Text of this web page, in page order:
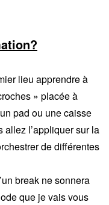
lieu apprendre à
» placée à
pad ou une caisse
allez l’appliquer sur la
de différentes
break ne sonnera
que je vais vous